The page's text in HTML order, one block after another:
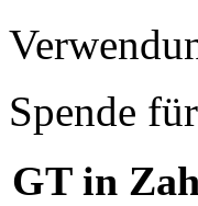
Spende
GT in